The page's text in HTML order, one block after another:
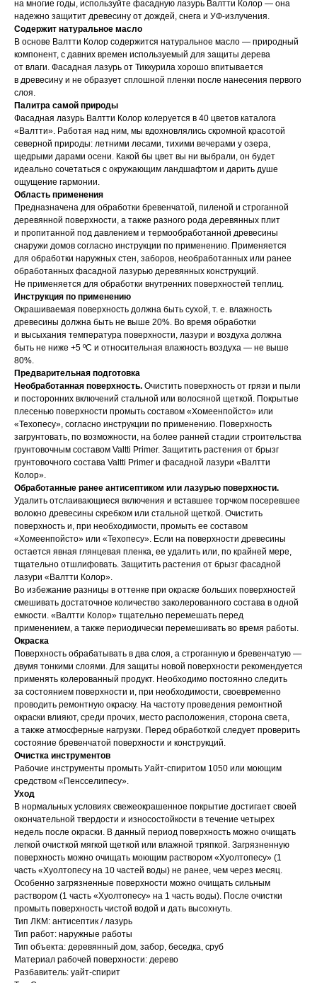
на многие годы, используйте фасадную лазурь Валтти Колор — она
надежно защитит древесину от дождей, снега и УФ-излучения.
Содержит натуральное масло
В основе Валтти Колор содержится натуральное масло — природный
компонент, с давних времен используемый для защиты дерева
от влаги. Фасадная лазурь от Тиккурила хорошо впитывается
в древесину и не образует сплошной пленки после нанесения первого
слоя.
Палитра самой природы
Фасадная лазурь Валтти Колор колеруется в 40 цветов каталога
«Валтти». Работая над ним, мы вдохновлялись скромной красотой
северной природы: летними лесами, тихими вечерами у озера,
щедрыми дарами осени. Какой бы цвет вы ни выбрали, он будет
идеально сочетаться с окружающим ландшафтом и дарить душе
ощущение гармонии.
Область применения
Предназначена для обработки бревенчатой, пиленой и строганной
деревянной поверхности, а также разного рода деревянных плит
и пропитанной под давлением и термообработанной древесины
снаружи домов согласно инструкции по применению. Применяется
для обработки наружных стен, заборов, необработанных или ранее
обработанных фасадной лазурью деревянных конструкций.
Не применяется для обработки внутренних поверхностей теплиц.
Инструкция по применению
Окрашиваемая поверхность должна быть сухой, т. е. влажность
древесины должна быть не выше 20%. Во время обработки
и высыхания температура поверхности, лазури и воздуха должна
быть не ниже +5 ºС и относительная влажность воздуха — не выше
80%.
Предварительная подготовка
Необработанная поверхность. Очистить поверхность от грязи и пыли
и посторонних включений стальной или волосяной щеткой. Покрытые
плесенью поверхности промыть составом «Хомеенпойсто» или
«Техопесу», согласно инструкции по применению. Поверхность
загрунтовать, по возможности, на более ранней стадии строительства
грунтовочным составом Valtti Primer. Защитить растения от брызг
грунтовочного состава Valtti Primer и фасадной лазури «Валтти
Колор».
Обработанные ранее антисептиком или лазурью поверхности.
Удалить отслаивающиеся включения и вставшее торчком посеревшее
волокно древесины скребком или стальной щеткой. Очистить
поверхность и, при необходимости, промыть ее составом
«Хомеенпойсто» или «Техопесу». Если на поверхности древесины
остается явная глянцевая пленка, ее удалить или, по крайней мере,
тщательно отшлифовать. Защитить растения от брызг фасадной
лазури «Валтти Колор».
Во избежание разницы в оттенке при окраске больших поверхностей
смешивать достаточное количество заколерованного состава в одной
емкости. «Валтти Колор» тщательно перемешать перед
применением, а также периодически перемешивать во время работы.
Окраска
Поверхность обрабатывать в два слоя, а строганную и бревенчатую —
двумя тонкими слоями. Для защиты новой поверхности рекомендуется
применять колерованный продукт. Необходимо постоянно следить
за состоянием поверхности и, при необходимости, своевременно
проводить ремонтную окраску. На частоту проведения ремонтной
окраски влияют, среди прочих, место расположения, сторона света,
а также атмосферные нагрузки. Перед обработкой следует проверить
состояние бревенчатой поверхности и конструкций.
Очистка инструментов
Рабочие инструменты промыть Уайт-спиритом 1050 или моющим
средством «Пенсселипесу».
Уход
В нормальных условиях свежеокрашенное покрытие достигает своей
окончательной твердости и износостойкости в течение четырех
недель после окраски. В данный период поверхность можно очищать
легкой очисткой мягкой щеткой или влажной тряпкой. Загрязненную
поверхность можно очищать моющим раствором «Хуолтопесу» (1
часть «Хуолтопесу на 10 частей воды) не ранее, чем через месяц.
Особенно загрязненные поверхности можно очищать сильным
раствором (1 часть «Хуолтопесу» на 1 часть воды). После очистки
промыть поверхность чистой водой и дать высохнуть.
Тип ЛКМ: антисептик / лазурь
Тип работ: наружные работы
Тип объекта: деревянный дом, забор, беседка, сруб
Материал рабочей поверхности: дерево
Разбавитель: уайт-спирит